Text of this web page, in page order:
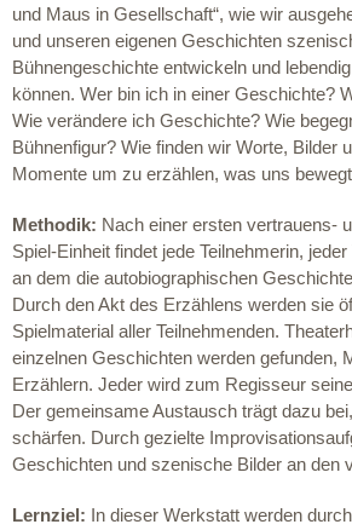
und Maus in Gesellschaft“, wie wir
und unseren eigenen Geschichten
Bühnengeschichte entwickeln und
können. Wer bin ich in einer Geschichte?
Wie verändere ich Geschichte? Wie
Bühnenfigur? Wie finden wir Worte, Bilder
Momente um zu erzählen, was uns
Methodik: Nach einer ersten vertrauens-
Spiel-Einheit findet jede Teilnehmerin,
an dem die autobiographischen
Durch den Akt des Erzählens werden sie
Spielmaterial aller Teilnehmenden.
einzelnen Geschichten werden gefunden,
Erzählern. Jeder wird zum Regisseur
Der gemeinsame Austausch trägt dazu
schärfen. Durch gezielte
Geschichten und szenische Bilder an den
Lernziel: In dieser Werkstatt werden